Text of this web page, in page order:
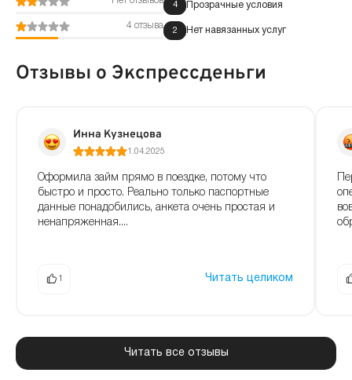
4 отзыва
4 Прозрачные условия
2 Нет навязанных услуг
Отзывы о Экспрессденьги
Инна Кузнецова
1.04.2025
Оформила займ прямо в поездке, потому что
быстро и просто. Реально только паспортные
данные понадобились, анкета очень простая и
ненапряженная....
1 Читать целиком
Читать все отзывы